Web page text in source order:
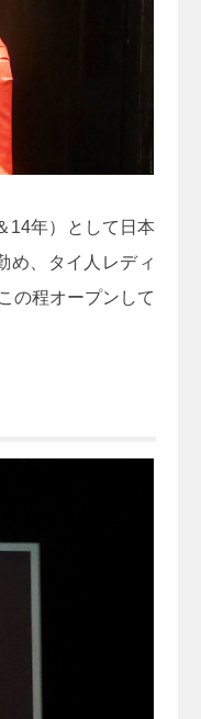
14年）として日本
め、タイ人レディ
の程オープンして